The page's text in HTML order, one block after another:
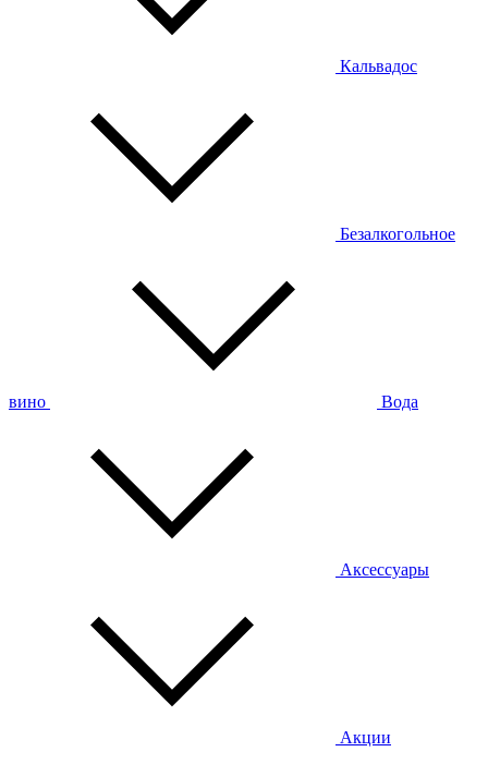
Кальвадос
Безалкогольное
вино Вода
Аксессуары
Акции